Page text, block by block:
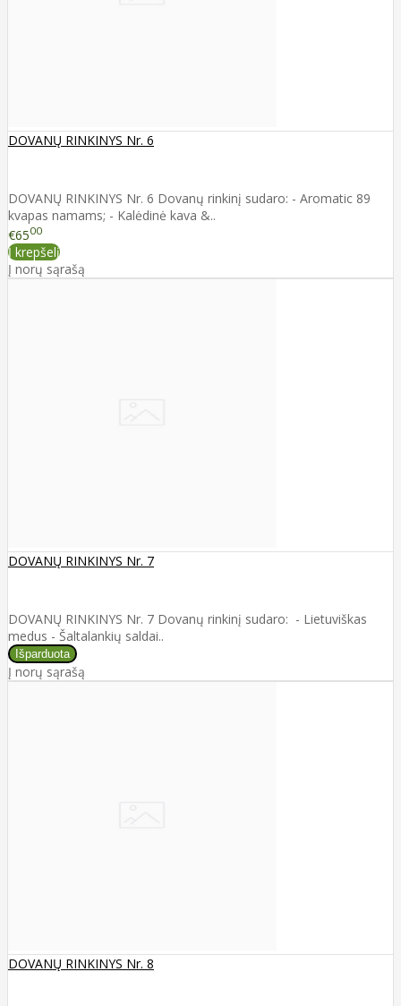
DOVANŲ RINKINYS Nr. 6
DOVANŲ RINKINYS Nr. 6 Dovanų rinkinį sudaro: - Aromatic 89
kvapas namams; - Kalėdinė kava &..
€6500
Į krepšelį
Į norų sąrašą
DOVANŲ RINKINYS Nr. 7
DOVANŲ RINKINYS Nr. 7 Dovanų rinkinį sudaro: - Lietuviškas
medus - Šaltalankių saldai..
Į norų sąrašą
DOVANŲ RINKINYS Nr. 8